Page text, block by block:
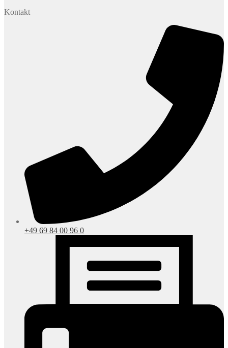
Kontakt
+49 69 84 00 96 0